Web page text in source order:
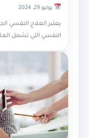
يوليو 29, 2024
يعتبر العلاج النفسي
النفسي التي تشمل